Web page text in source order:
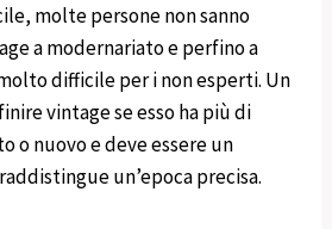
molte persone non sanno
a modernariato e perfino a
difficile per i non esperti. Un
vintage se esso ha più di
o nuovo e deve essere un
un’epoca precisa.